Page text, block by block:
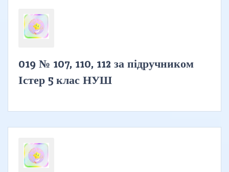
019 № 107, 110, 112 за підручником
Істер 5 клас НУШ